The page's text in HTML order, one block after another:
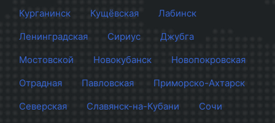
Курганинск
Кущёвская
Лабинск
Ленинградская
Сириус
Джубга
Мостовской
Новокубанск
Новопокровская
Отрадная
Павловская
Приморско-Ахтарск
Северская
Славянск-на-Кубани
Сочи